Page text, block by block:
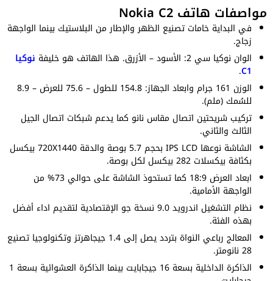
مواصفات هاتف Nokia C2
في البداية خامات تصنيع الظهر والإطار من البلاستيك بينما الواجهة
زجاج.
الوان نوكيا سي 2: الأسود – الأزرق. هذا الهاتف هو خليفة
نوكيا
C1
.
الوزن 161 جرام وابعاد الجهاز: 154.8 للطول – 75.6 للعرض – 8.9
للسُمك (ملم).
تركيب شريحتين اتصال مقاس نانو كما يدعم شبكات اتصال الجيل
الثالث والثاني.
الشاشة نوعها IPS LCD بحجم 5.7 بوصة والدقة 720X1440 بيكسل
بكثافة بيكسلات 282 بيكسل لكل بوصة.
ابعاد العرض 18:9 كما تستحوذ الشاشة على حوالي 73% من
الواجهة الأمامية.
نظام التشغيل اندرويد 9.0 نسخة جو الإقتصادية لتقديم اداء أفضل
بهذه الفئة.
المعالج رباعي النواة بتردد يصل إلى 1.4 جيجاهرتز وتكنولوجيا تصنيع
28 نانومتر.
الذاكرة الداخلية بسعة 16 جيجابايت بينما الذاكرة العشوائية بسعة 1